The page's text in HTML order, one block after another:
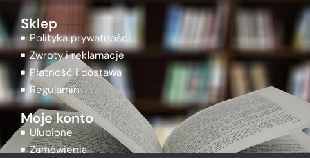
Sklep
Polityka prywatności
Zwroty i reklamacje
Płatność i dostawa
Regulamin
Moje konto
Ulubione
Zamówienia